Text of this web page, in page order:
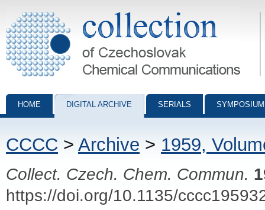
Collection of Czechoslovak Chemical Communications - digital
HOME DIGITAL ARCHIVE SERIALS
CCCC > Archive > 1959,
Collect. Czech. Chem. Commun.
https://doi.org/10.1135/